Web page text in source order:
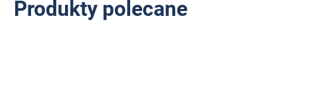
Produkty polecane